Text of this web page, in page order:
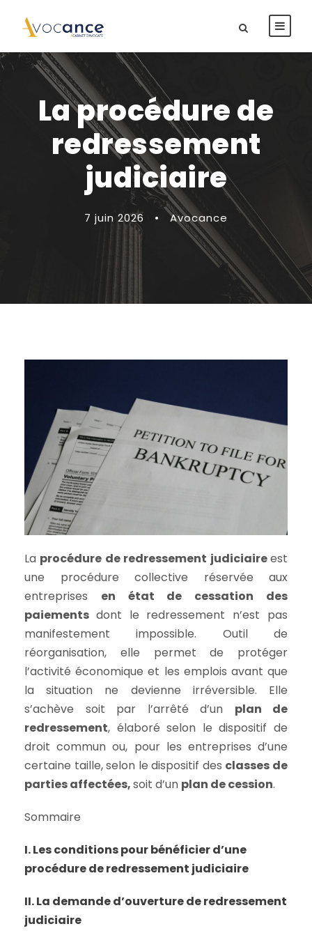
La procédure de
redressement
judiciaire
7 juin 2026 • Avocance
La procédure de redressement judiciaireest
une procédure collective réservée aux
entreprises en état de cessation des
paiements dont le redressement n’est pas
manifestement impossible. Outil de
réorganisation, elle permet de protéger
l’activité économique et les emplois avant que
la situation ne devienne irréversible. Elle
s’achève soit par l’arrêté d’un plan de
redressement, élaboré selon le dispositif de
droit commun ou, pour les entreprises d’une
certaine taille, selon le dispositif des classes de
parties affectées,soit d’un plan de cession.
Sommaire
I. Les conditions pour bénéficier d’une
procédure de redressement judiciaire
II. La demande d’ouverture de redressement
judiciaire